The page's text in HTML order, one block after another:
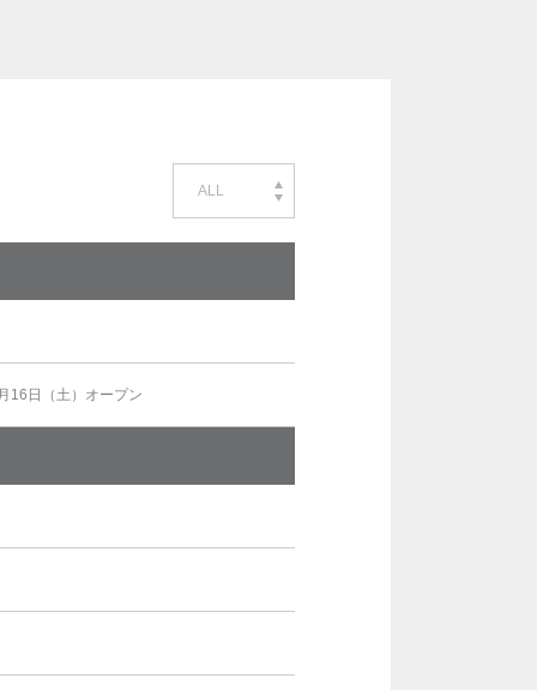
ALL
16日（土）オープン